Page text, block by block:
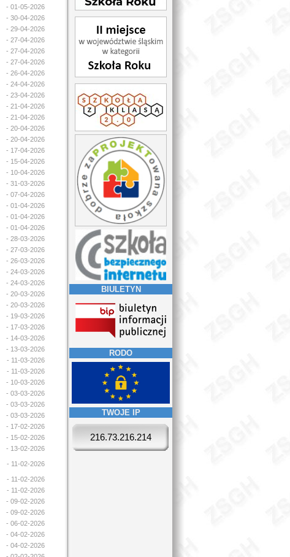
- 01-05-2026
- 30-04-2026
- 29-04-2026
- 27-04-2026
- 27-04-2026
- 27-04-2026
- 26-04-2026
- 24-04-2026
- 23-04-2026
- 21-04-2026
- 21-04-2026
- 20-04-2026
- 20-04-2026
- 17-04-2026
- 15-04-2026
- 10-04-2026
- 31-03-2026
- 07-04-2026
- 01-04-2026
- 01-04-2026
- 01-04-2026
- 28-03-2026
- 27-03-2026
- 26-03-2026
- 24-03-2026
- 24-03-2026
- 20-03-2026
- 20-03-2026
- 19-03-2026
- 17-03-2026
- 14-03-2026
- 13-03-2026
- 11-03-2026
- 11-03-2026
- 10-03-2026
- 03-03-2026
- 03-03-2026
- 03-03-2026
- 17-02-2026
- 15-02-2026
- 13-02-2026
- 11-02-2026
- 11-02-2026
- 11-02-2026
- 09-02-2026
- 09-02-2026
- 06-02-2026
- 04-02-2026
- 04-02-2026
BIULETYN
RODO
TWOJE IP
216.73.216.214